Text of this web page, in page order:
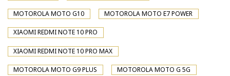
MOTOROLA MOTO G10 MOTOROLA MOTO E7 POWER
XIAOMI REDMI NOTE 10 PRO
XIAOMI REDMI NOTE 10 PRO MAX
MOTOROLA MOTO G9 PLUS MOTOROLA MOTO G 5G